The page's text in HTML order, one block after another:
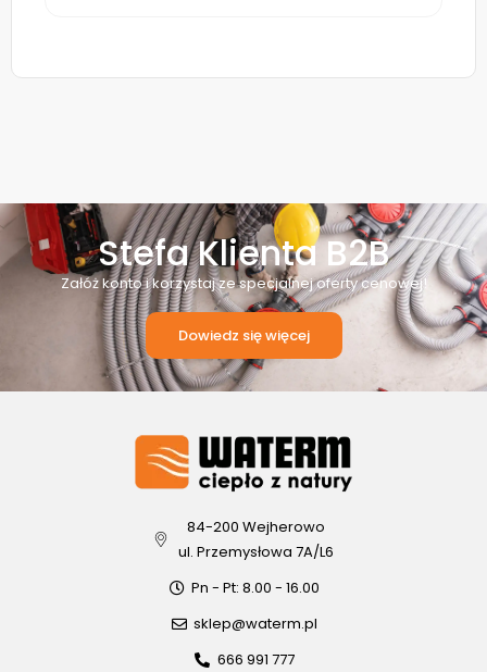
Stefa Klienta B2B
Załóż konto i korzystaj ze specjalnej oferty cenowej!
Dowiedz się więcej
84-200 Wejherowo
ul. Przemysłowa 7A/L6
Pn - Pt: 8.00 - 16.00
sklep@waterm.pl
666 991 777